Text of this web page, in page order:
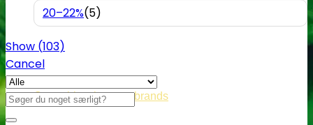
Cannabisavlere -og brands
20–22%(5)
Show (103)
Cancel
Søg
efter: